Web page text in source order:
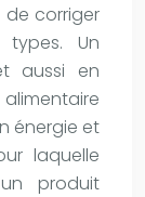
de corriger
Un
aussi en
énergie et
laquelle
produit